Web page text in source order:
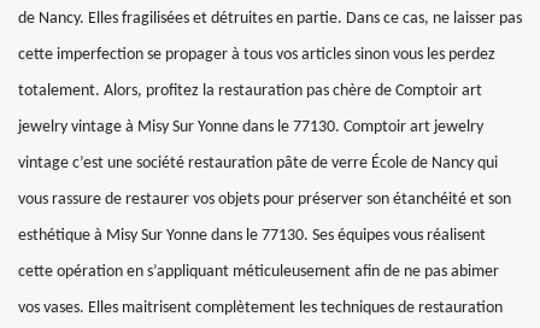
de Nancy. Elles fragilisées et détruites en partie. Dans ce cas, ne laisser pas
cette imperfection se propager à tous vos articles sinon vous les perdez
totalement. Alors, profitez la restauration pas chère de Comptoir art
jewelry vintage à Misy Sur Yonne dans le 77130. Comptoir art jewelry
vintage c’est une société restauration pâte de verre École de Nancy qui
vous rassure de restaurer vos objets pour préserver son étanchéité et son
esthétique à Misy Sur Yonne dans le 77130. Ses équipes vous réalisent
cette opération en s’appliquant méticuleusement afin de ne pas abimer
vos vases. Elles maitrisent complètement les techniques de restauration